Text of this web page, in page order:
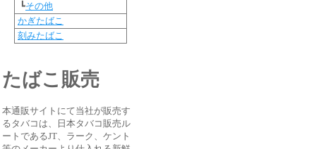
┗その他
かぎたばこ
刻みたばこ
たばこ販売
本通販サイトにて当社が販売す
るタバコは、日本タバコ販売ル
ートであるJT、ラーク、ケント